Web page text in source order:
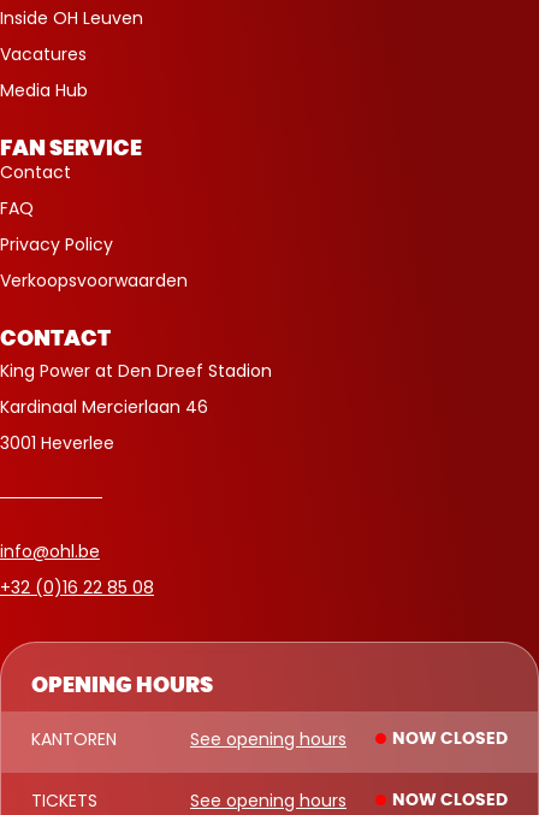
OPENING HOURS
KANTOREN See opening hours NOW CLOSED
TICKETS See opening hours NOW CLOSED
Inside OH Leuven
Vacatures
Media Hub
FAN SERVICE
Contact
FAQ
Privacy Policy
Verkoopsvoorwaarden
CONTACT
King Power at Den Dreef Stadion
Kardinaal Mercierlaan 46
3001 Heverlee
info@ohl.be
+32 (0)16 22 85 08